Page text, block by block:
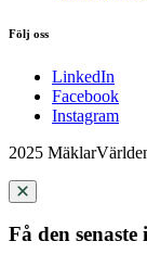
Följ oss
LinkedIn
Facebook
Instagram
2025
Få den